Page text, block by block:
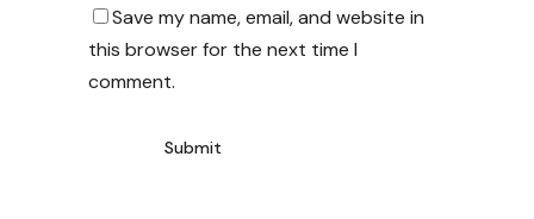
Save my name, email, and website in
this browser for the next time I
comment.